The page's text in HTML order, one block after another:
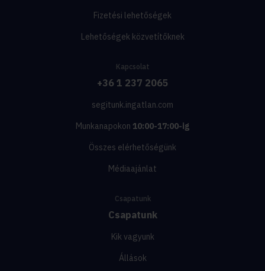
Fizetési lehetőségek
Lehetőségek közvetítőknek
Kapcsolat
+36 1 237 2065
segitunk.ingatlan.com
Munkanapokon 10:00-17:00-ig
Összes elérhetőségünk
Médiaajánlat
Csapatunk
Csapatunk
Kik vagyunk
Állások